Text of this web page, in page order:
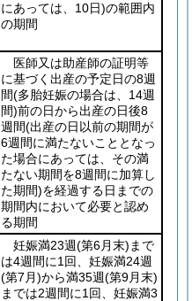
にあっては、10日)の範囲内
の期間
医師又は助産師の証明等
に基づく出産の予定日の8週
間(多胎妊娠の場合は、14週
間)前の日から出産の日後8
週間(出産の日以前の期間が
6週間に満たないこととなっ
た場合にあっては、その満
たない期間を8週間に加算し
た期間)を経過する日までの
期間内において必要と認め
る期間
妊娠満23週(第6月末) まで
は4週間に1回、妊娠満24週
(第7月)から満35週(第9月末)
までは2週間に1回、妊娠満3